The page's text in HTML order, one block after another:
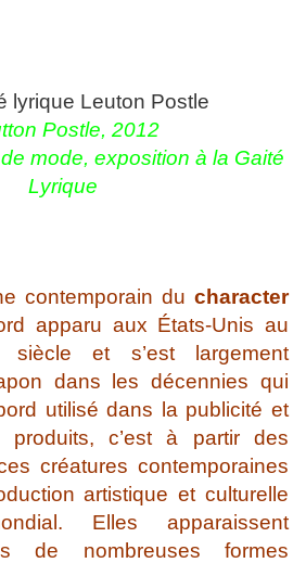
Postle, 2012
mode, exposition à la Gaité
Lyrique
contemporain du character
apparu aux États-Unis au
et s’est largement
dans les décennies qui
utilisé dans la publicité et
produits, c’est à partir des
créatures contemporaines
artistique et culturelle
Elles apparaissent
de nombreuses formes